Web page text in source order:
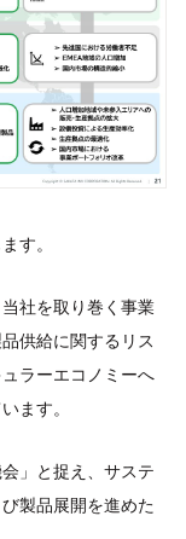
す。
社を取り巻く事業
供給に関するリス
ラーエコノミーへ
ます。
」と捉え、サステ
製品展開を進めた